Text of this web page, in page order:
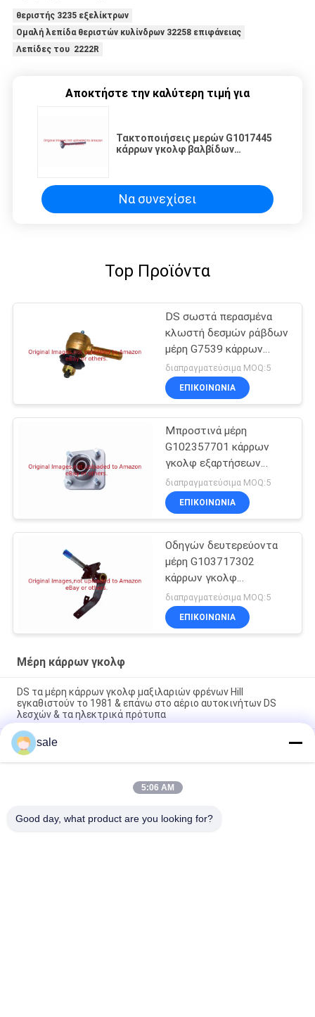
θεριστής 3235 εξελίκτρων
Ομαλή λεπίδα θεριστών κυλίνδρων 32258 επιφάνειας
Λεπίδες του 2222R
Αποκτήστε την καλύτερη τιμή για
Τακτοποιήσεις μερών G1017445
κάρρων γκολφ βαλβίδων
λεσχών
Να συνεχίσει
Top Προϊόντα
DS σωστά περασμένα
κλωστή δεσμών ράβδων
μέρη G7539 κάρρων
γκολφ τελών ηλεκτρικά
διαπραγματεύσιμα MOQ:5
ΕΠΙΚΟΙΝΩΝΊΑ
Μπροστινά μέρη
G102357701 κάρρων
γκολφ εξαρτήσεων
πλημνών αργιλίου
προηγουμένου
διαπραγματεύσιμα MOQ:5
ΕΠΙΚΟΙΝΩΝΊΑ
Οδηγών δευτερεύοντα
μέρη G103717302
κάρρων γκολφ
εξαρτήσεων πλημνών
αξόνων ASM μπροστινά
διαπραγματεύσιμα MOQ:5
ΕΠΙΚΟΙΝΩΝΊΑ
Μέρη κάρρων γκολφ
DS τα μέρη κάρρων γκολφ μαξιλαριών φρένων Hill
εγκαθιστούν το 1981 & επάνω στο αέριο αυτοκινήτων DS
λεσχών & τα ηλεκτρικά πρότυπα
Τμήματα καροτσιού γκολφ G1011415 Fits Club Car G E DS
Shock Absorber Bushing Kit με 2 κόλλα 2 Pad 2 καρύδια
Τμήματα καρότσι γκολφ Συσκευή καλωδίων φρένων
G1011403 Εγκαταστάσεις για αυτοκίνητα κλαμπ Αέρια και
sale
5:06 AM
Good day, what product are you looking for?